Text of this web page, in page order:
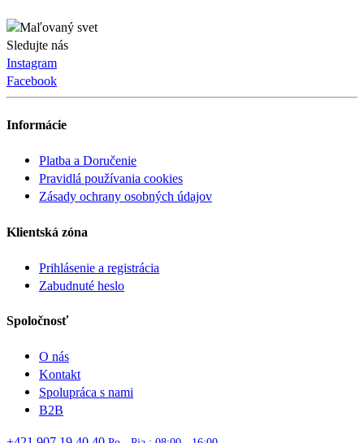
Sledujte nás
Instagram
Facebook
Informácie
Platba a Doručenie
Pravidlá používania cookies
Zásady ochrany osobných údajov
Klientská zóna
Prihlásenie a registrácia
Zabudnuté heslo
Spoločnosť
O nás
Kontakt
Spolupráca s nami
B2B